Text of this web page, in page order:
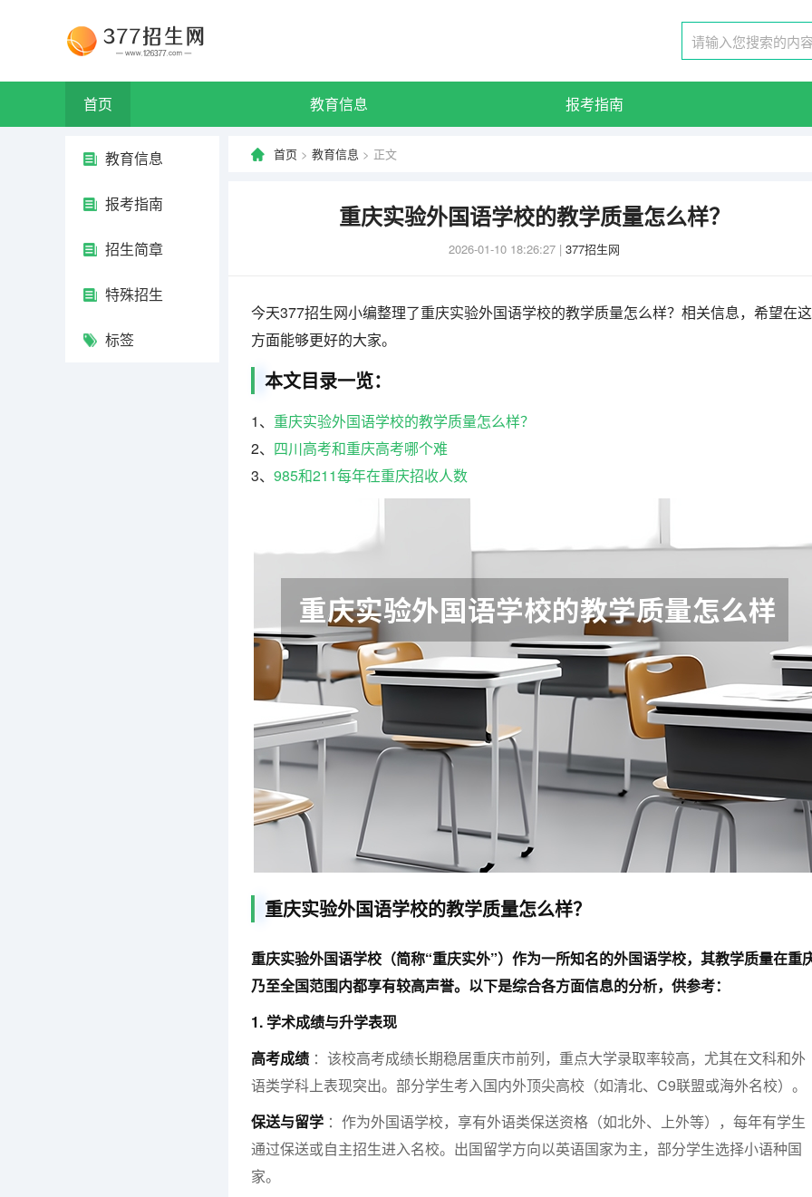
首页 教育信息 报考指南
教育信息
报考指南
招生简章
特殊招生
标签
首页 > 教育信息 > 正文
重庆实验外国语学校的教学质量怎么样？
2026-01-10 18:26:27 | 377招生网
今天377招生网小编整理了重庆实验外国语学校的教学质量怎么样？相关信息，希望在这
方面能够更好的大家。
本文目录一览：
1、 重庆实验外国语学校的教学质量怎么样？
2、 四川高考和重庆高考哪个难
3、 985和211每年在重庆招收人数
重庆实验外国语学校的教学质量怎么样？
重庆实验外国语学校（简称“重庆实外”）作为一所知名的外国语学校，其教学质量在重
乃至全国范围内都享有较高声誉。以下是综合各方面信息的分析，供参考：
1. 学术成绩与升学表现
高考成绩 ：该校高考成绩长期稳居重庆市前列，重点大学录取率较高，尤其在文科和外
语类学科上表现突出。部分学生考入国内外顶尖高校（如清北、C9联盟或海外名校）。
保送与留学 ：作为外国语学校，享有外语类保送资格（如北外、上外等），每年有学生
通过保送或自主招生进入名校。出国留学方向以英语国家为主，部分学生选择小语种国
家。